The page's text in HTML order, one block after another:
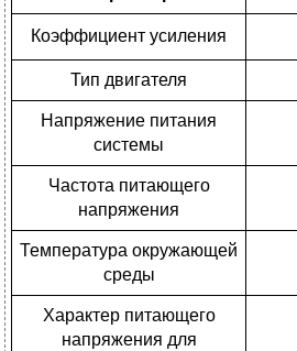
Коэффициент усиления
Тип двигателя
Напряжение питания
системы
Частота питающего
напряжения
Температура окружающей
среды
Характер питающего
напряжения для